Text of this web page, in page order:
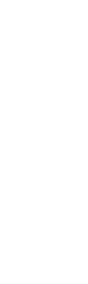
kit perfecto para ti.